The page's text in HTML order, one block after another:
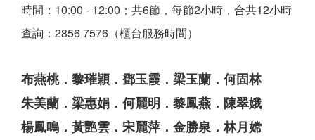
時間：10:00 - 12:00；共6節，每節2小時，合共12小時
查詢：2856 7576（櫃台服務時間）
布燕桃．黎璀穎．鄧玉霞．梁玉蘭．何固林
朱美蘭．梁惠娟．何麗明．黎鳳燕．陳翠娥
楊鳳鳴．黃艷雲．宋麗萍．金勝泉．林月嫦